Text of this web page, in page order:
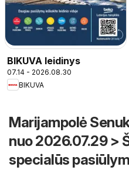
BIKUVA leidinys
07.14 - 2026.08.30
BIKUVA
Marijampolė
nuo 2026.07.29 >
specialūs